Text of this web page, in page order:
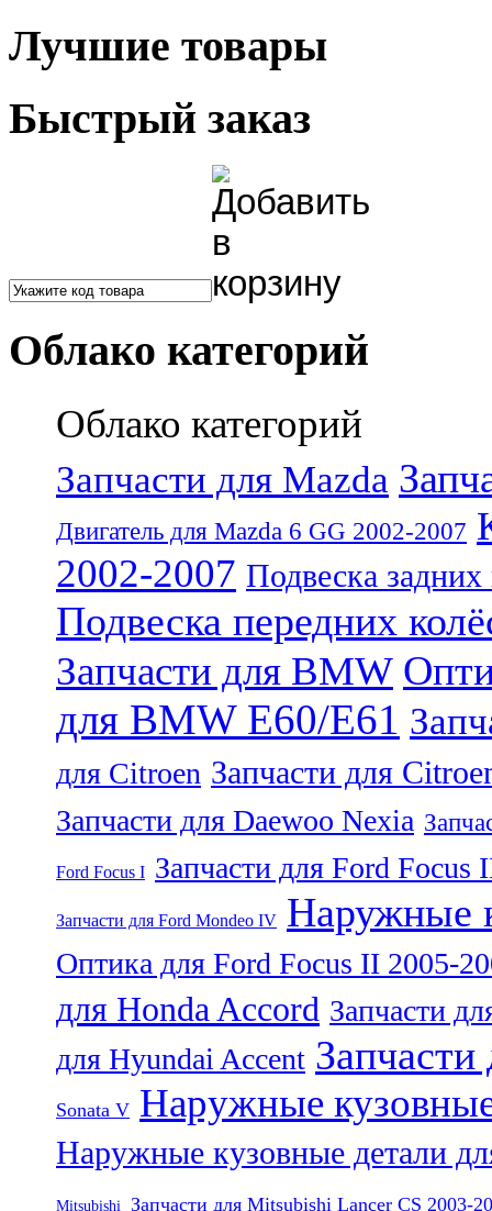
Лучшие товары
Быстрый заказ
Облако категорий
Облако категорий
Запчасти для Mazda
Двигатель для Mazda 6 GG 2002-2007
2002-2007 Подвеска
Подвеска передних
Запчасти для BMW
для BMW E60/E61
для Citroen Запчасти для
Запчасти для Daewoo Nexia
Ford Focus I Запчасти для Ford Focus
Запчасти для Ford Mondeo IV Наружные
Оптика для Ford Focus II 2005-
для Honda Accord Запчасти
для Hyundai Accent
Sonata V Наружные
Наружные кузовные детали
Mitsubishi Запчасти для Mitsubishi Lancer CS 2003-